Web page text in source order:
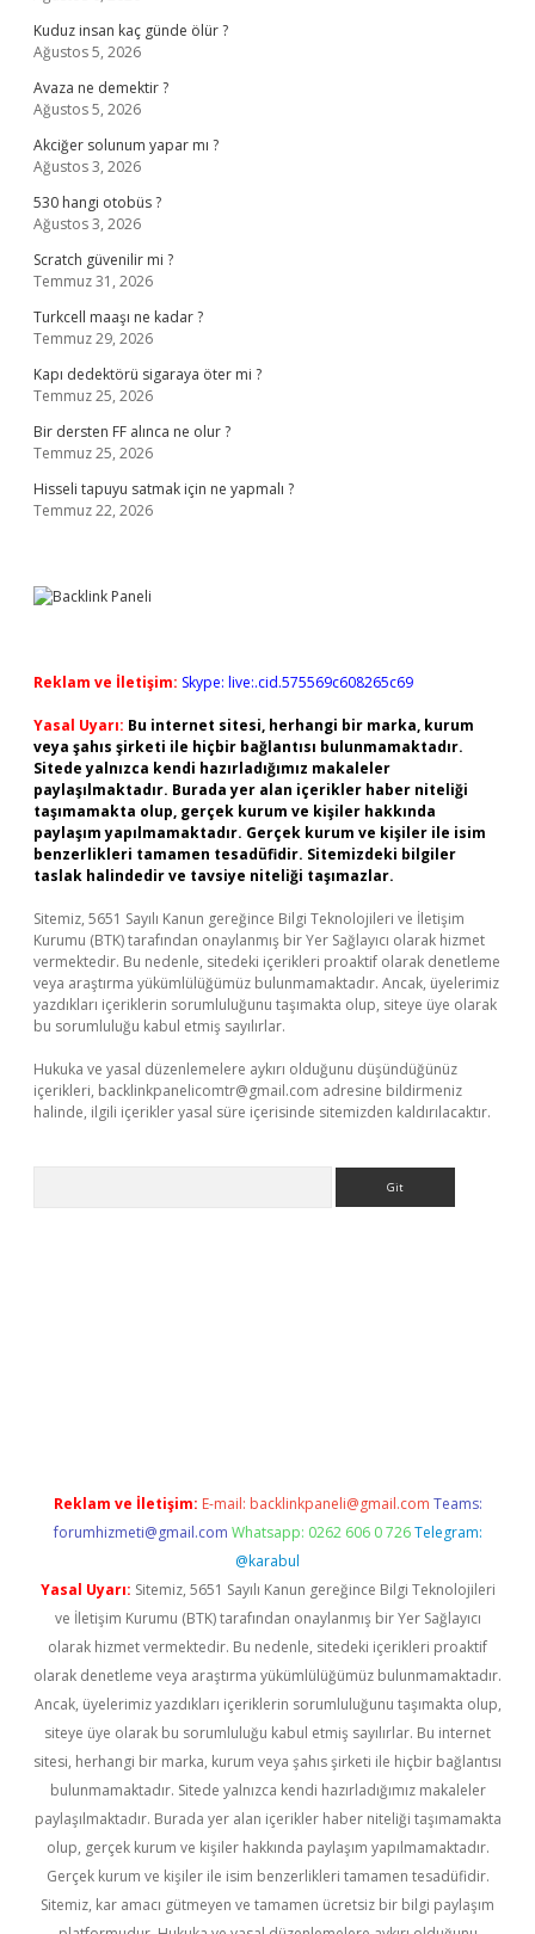
Kuduz insan kaç günde ölür ?
Ağustos 5, 2026
Avaza ne demektir ?
Ağustos 5, 2026
Akciğer solunum yapar mı ?
Ağustos 3, 2026
530 hangi otobüs ?
Ağustos 3, 2026
Scratch güvenilir mi ?
Temmuz 31, 2026
Turkcell maaşı ne kadar ?
Temmuz 29, 2026
Kapı dedektörü sigaraya öter mi ?
Temmuz 25, 2026
Bir dersten FF alınca ne olur ?
Temmuz 25, 2026
Hisseli tapuyu satmak için ne yapmalı ?
Temmuz 22, 2026
Reklam ve İletişim: Skype: live:.cid.575569c608265c69
Yasal Uyarı: Bu internet sitesi, herhangi bir marka, kurum
veya şahıs şirketi ile hiçbir bağlantısı bulunmamaktadır.
Sitede yalnızca kendi hazırladığımız makaleler
paylaşılmaktadır. Burada yer alan içerikler haber niteliği
taşımamakta olup, gerçek kurum ve kişiler hakkında
paylaşım yapılmamaktadır. Gerçek kurum ve kişiler ile isim
benzerlikleri tamamen tesadüfidir. Sitemizdeki bilgiler
taslak halindedir ve tavsiye niteliği taşımazlar.
Sitemiz, 5651 Sayılı Kanun gereğince Bilgi Teknolojileri ve İletişim
Kurumu (BTK) tarafından onaylanmış bir Yer Sağlayıcı olarak hizmet
vermektedir. Bu nedenle, sitedeki içerikleri proaktif olarak denetleme
veya araştırma yükümlülüğümüz bulunmamaktadır. Ancak, üyelerimiz
yazdıkları içeriklerin sorumluluğunu taşımakta olup, siteye üye olarak
bu sorumluluğu kabul etmiş sayılırlar.
Hukuka ve yasal düzenlemelere aykırı olduğunu düşündüğünüz
içerikleri, backlinkpanelicomtr@gmail.com adresine bildirmeniz
halinde, ilgili içerikler yasal süre içerisinde sitemizden kaldırılacaktır.
Reklam ve İletişim: E-mail: backlinkpaneli@gmail.com Teams:
forumhizmeti@gmail.com Whatsapp: 0262 606 0 726 Telegram:
@karabul
Yasal Uyarı: Sitemiz, 5651 Sayılı Kanun gereğince Bilgi Teknolojileri
ve İletişim Kurumu (BTK) tarafından onaylanmış bir Yer Sağlayıcı
olarak hizmet vermektedir. Bu nedenle, sitedeki içerikleri proaktif
olarak denetleme veya araştırma yükümlülüğümüz bulunmamaktadır.
Ancak, üyelerimiz yazdıkları içeriklerin sorumluluğunu taşımakta olup,
siteye üye olarak bu sorumluluğu kabul etmiş sayılırlar. Bu internet
sitesi, herhangi bir marka, kurum veya şahıs şirketi ile hiçbir bağlantısı
bulunmamaktadır. Sitede yalnızca kendi hazırladığımız makaleler
paylaşılmaktadır. Burada yer alan içerikler haber niteliği taşımamakta
olup, gerçek kurum ve kişiler hakkında paylaşım yapılmamaktadır.
Gerçek kurum ve kişiler ile isim benzerlikleri tamamen tesadüfidir.
Sitemiz, kar amacı gütmeyen ve tamamen ücretsiz bir bilgi paylaşım